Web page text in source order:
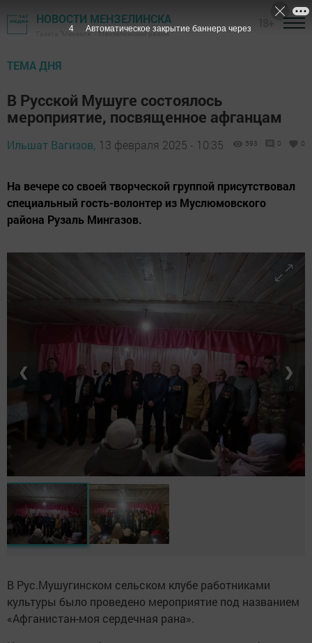
НОВОСТИ МЕНЗЕЛИНСКА
Газета "Мензеля" - Мензелинский район
ТЕМА ДНЯ
В Русской Мушуге состоялось
мероприятие, посвященное афганцам
Ильшат Вагизов, 13 февраля 2025 - 10:35 593 0 0
На вечере со своей творческой группой присутствовал
специальный гость-волонтер из Муслюмовского
района Рузаль Мингазов.
❮ ❯
В Рус.Мушугинском сельском клубе работниками
культуры было проведено мероприятие под названием
«Афганистан-моя сердечная рана».
2 Автоматическое закрытие баннера через